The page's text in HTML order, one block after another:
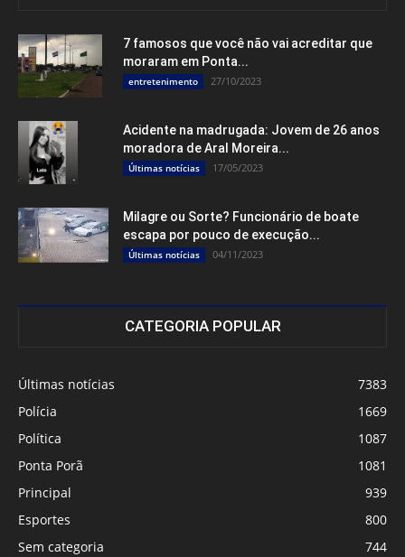
7 famosos que você não vai acreditar que
moraram em Ponta...
entretenimento 27/10/2023
Acidente na madrugada: Jovem de 26 anos
moradora de Aral Moreira...
Últimas notícias 17/05/2023
Milagre ou Sorte? Funcionário de boate
escapa por pouco de execução...
Últimas notícias 04/11/2023
CATEGORIA POPULAR
Últimas notícias
7383
Polícia
1669
Política
1087
Ponta Porã
1081
Principal
939
Esportes
800
Sem categoria
744